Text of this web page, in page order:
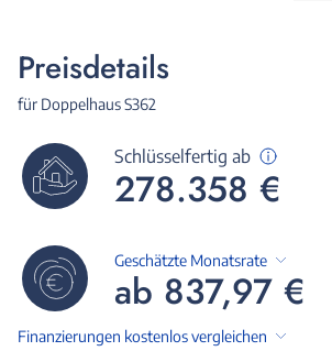
Preisdetails
für Doppelhaus S362
Schlüsselfertig ab
278.358 €
Geschätzte Monatsrate
ab 837,97 €
Finanzierungen kostenlos vergleichen